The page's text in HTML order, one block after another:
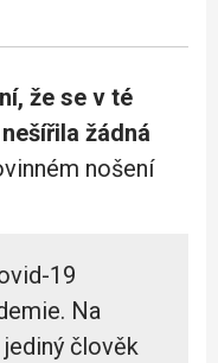
že se v té
žádná
nošení
19
Na
člověk